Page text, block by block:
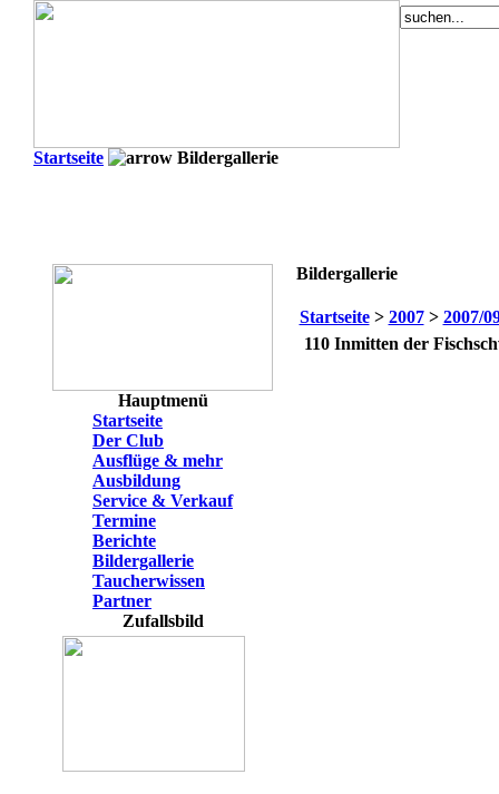
Startseite Bildergallerie
Hauptmenü
Startseite
Der Club
Ausflüge & mehr
Ausbildung
Service & Verkauf
Termine
Berichte
Bildergallerie
Taucherwissen
Partner
Zufallsbild
Bildergallerie
Startseite> 2007> 2007/
110 Inmitten der